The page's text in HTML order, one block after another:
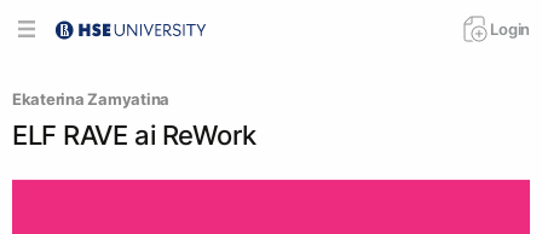
Login
Ekaterina Zamyatina
ELF RAVE ai ReWork